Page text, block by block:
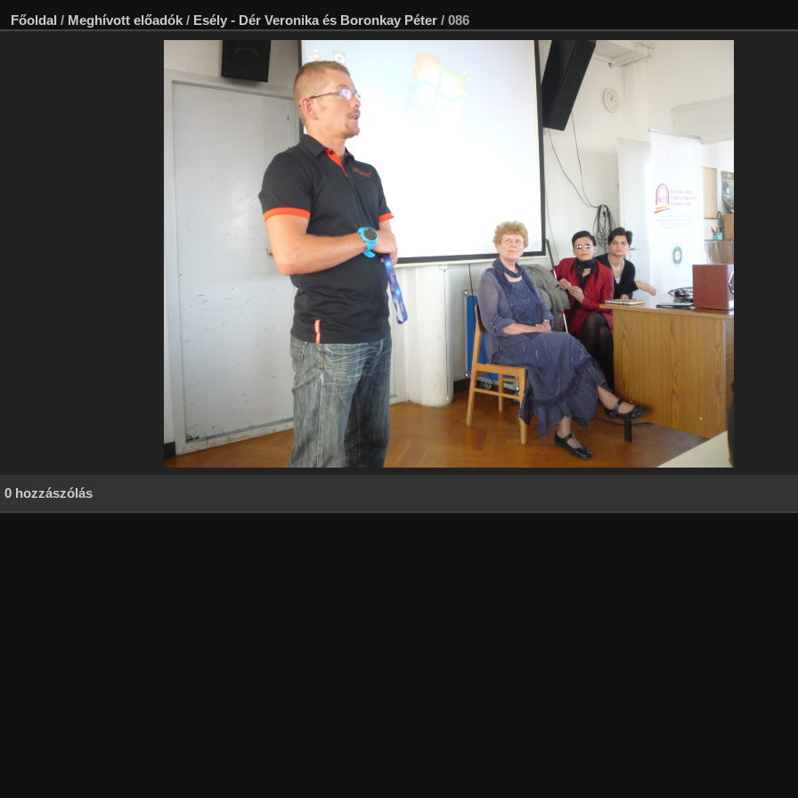
Főoldal / Meghívott előadók / Esély - Dér Veronika és Boronkay Péter / 086
0 hozzászólás